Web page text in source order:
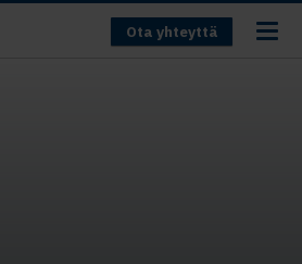
Ota yhteyttä